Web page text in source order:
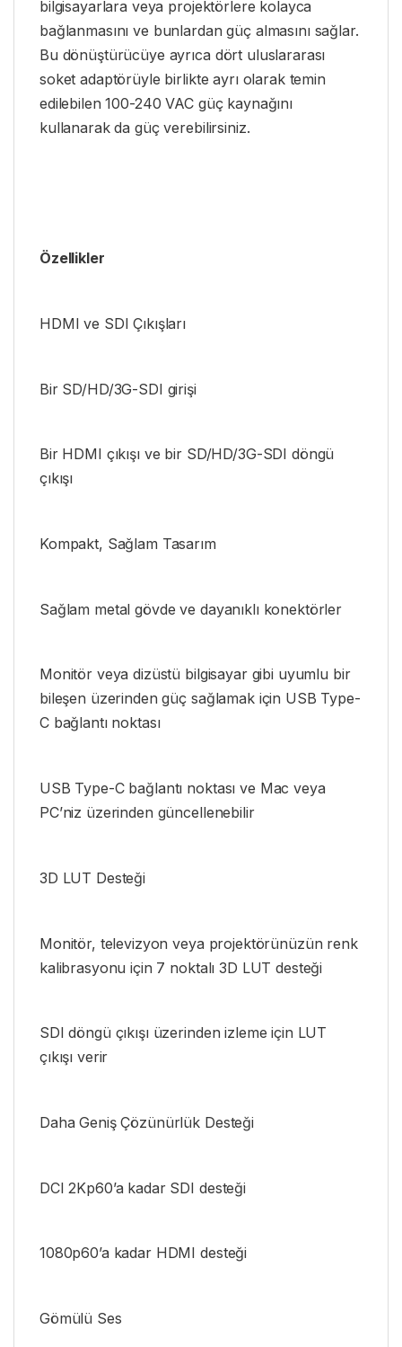
bilgisayarlara veya projektörlere kolayca
bağlanmasını ve bunlardan güç almasını sağlar.
Bu dönüştürücüye ayrıca dört uluslararası
soket adaptörüyle birlikte ayrı olarak temin
edilebilen 100-240 VAC güç kaynağını
kullanarak da güç verebilirsiniz.
Özellikler
HDMI ve SDI Çıkışları
Bir SD/HD/3G-SDI girişi
Bir HDMI çıkışı ve bir SD/HD/3G-SDI döngü
çıkışı
Kompakt, Sağlam Tasarım
Sağlam metal gövde ve dayanıklı konektörler
Monitör veya dizüstü bilgisayar gibi uyumlu bir
bileşen üzerinden güç sağlamak için USB Type-
C bağlantı noktası
USB Type-C bağlantı noktası ve Mac veya
PC’niz üzerinden güncellenebilir
3D LUT Desteği
Monitör, televizyon veya projektörünüzün renk
kalibrasyonu için 7 noktalı 3D LUT desteği
SDI döngü çıkışı üzerinden izleme için LUT
çıkışı verir
Daha Geniş Çözünürlük Desteği
DCI 2Kp60’a kadar SDI desteği
1080p60’a kadar HDMI desteği
Gömülü Ses